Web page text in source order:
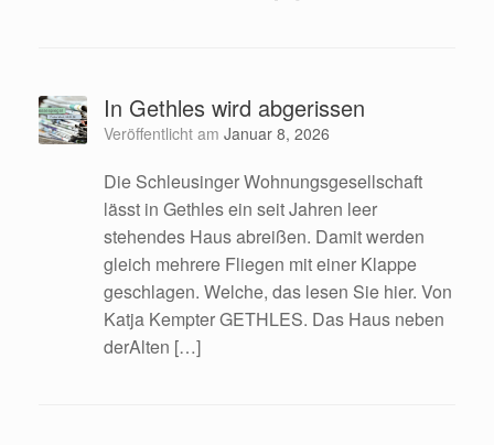
In Gethles wird abgerissen
Veröffentlicht am Januar 8, 2026
Die Schleusinger Wohnungsgesellschaft
lässt in Gethles ein seit Jahren leer
stehendes Haus abreißen. Damit werden
gleich mehrere Fliegen mit einer Klappe
geschlagen. Welche, das lesen Sie hier. Von
Katja Kempter GETHLES. Das Haus neben
derAlten […]